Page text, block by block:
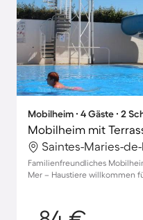
Mobilheim ∙ 4 Gäste ∙ 2
Mobilheim mit
Familienfreundliches
Mer – Haustiere willkommen